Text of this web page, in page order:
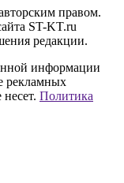
правом.
ST-KT.ru
редакции.
информации
рекламных
Политика